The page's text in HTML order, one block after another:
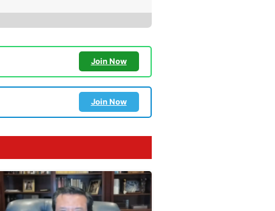
Join Now
Join Now